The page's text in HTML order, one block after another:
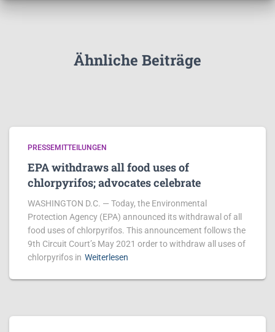
Ähnliche Beiträge
PRESSEMITTEILUNGEN
EPA withdraws all food uses of
chlorpyrifos; advocates celebrate
WASHINGTON D.C. — Today, the Environmental
Protection Agency (EPA) announced its withdrawal of all
food uses of chlorpyrifos. This announcement follows the
9th Circuit Court’s May 2021 order to withdraw all uses of
chlorpyrifos in Weiterlesen